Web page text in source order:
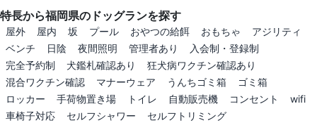
特長から福岡県のドッグランを探す
屋外 屋内 坂 プール おやつの給餌 おもちゃ
アジリティ
ベンチ
日陰 夜間照明 管理者あり
入会制・登録制
完全予約制
犬鑑札確認あり
狂犬病ワクチン確認あり
混合ワクチン確認
マナーウェア うんちゴミ箱
ゴミ箱
ロッカー
手荷物置き場 トイレ 自動販売機 コンセント
wifi
車椅子対応
セルフシャワー セルフトリミング